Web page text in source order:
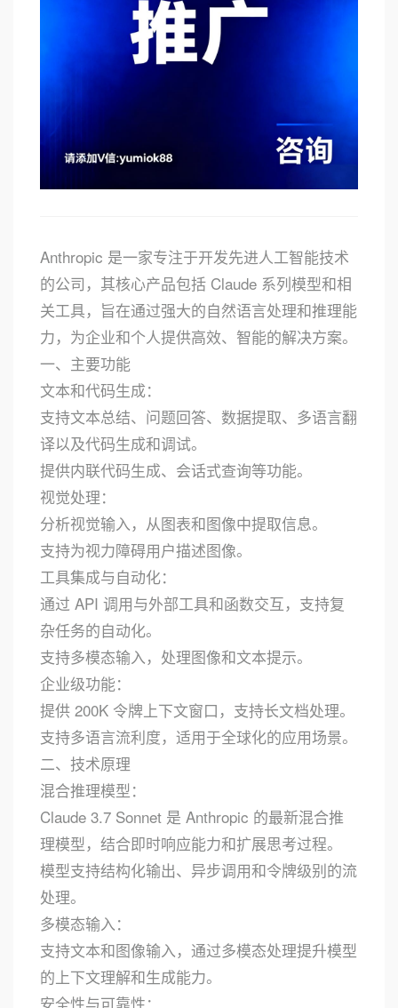
Anthropic 是一家专注于开发先进人工智能技术
的公司，其核心产品包括 Claude 系列模型和相
关工具，旨在通过强大的自然语言处理和推理能
力，为企业和个人提供高效、智能的解决方案。
一、主要功能
文本和代码生成：
支持文本总结、问题回答、数据提取、多语言翻
译以及代码生成和调试。
提供内联代码生成、会话式查询等功能。
视觉处理：
分析视觉输入，从图表和图像中提取信息。
支持为视力障碍用户描述图像。
工具集成与自动化：
通过 API 调用与外部工具和函数交互，支持复
杂任务的自动化。
支持多模态输入，处理图像和文本提示。
企业级功能：
提供 200K 令牌上下文窗口，支持长文档处理。
支持多语言流利度，适用于全球化的应用场景。
二、技术原理
混合推理模型：
Claude 3.7 Sonnet 是 Anthropic 的最新混合推
理模型，结合即时响应能力和扩展思考过程。
模型支持结构化输出、异步调用和令牌级别的流
处理。
多模态输入：
支持文本和图像输入，通过多模态处理提升模型
的上下文理解和生成能力。
安全性与可靠性：